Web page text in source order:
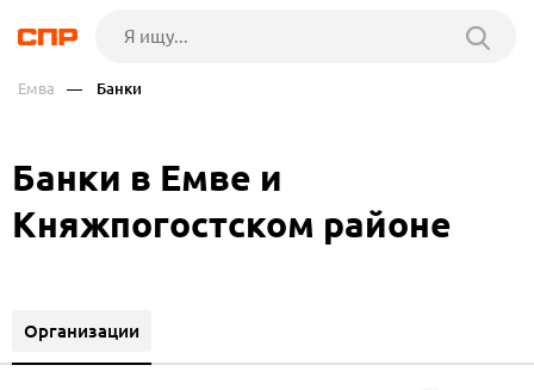
Емва — Банки
Банки в Емве и
Княжпогостском районе
Организации